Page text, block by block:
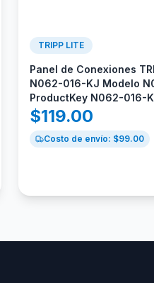
TRIPP LITE
Panel de Conexiones
N062-016-KJ Modelo
ProductKey N062-016-
$119.00
Costo de envío: $99.00